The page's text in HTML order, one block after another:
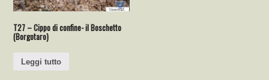
T27 – Cippo di confine- il Boschetto
(Borgotaro)
Leggi tutto